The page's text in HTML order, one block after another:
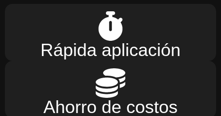
Rápida aplicación
Ahorro de costos